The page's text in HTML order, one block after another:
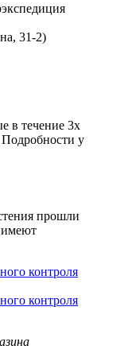
31-2)
в течение 3х
у
прошли
имеют
контроля
контроля